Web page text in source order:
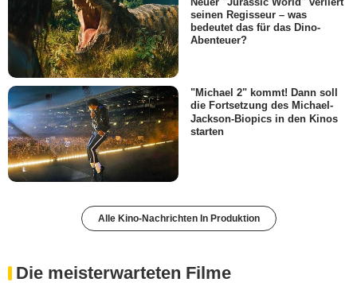
seinen Regisseur – was
bedeutet das für das Dino-
Abenteuer?
"Michael 2" kommt! Dann soll
die Fortsetzung des Michael-
Jackson-Biopics in den Kinos
starten
Alle Kino-Nachrichten In Produktion
Die meisterwarteten Filme